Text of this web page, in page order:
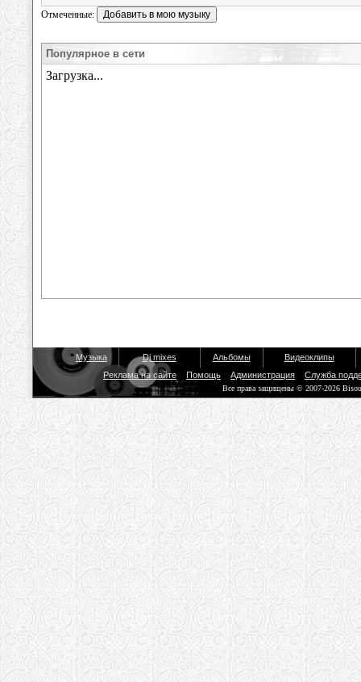
Отмеченные:
Популярное в сети
Музыка Dj mixes Альбомы
Видеоклипы
Реклама на сайте
Помощь Администрация Служба
Все права защищены © 2007-2026